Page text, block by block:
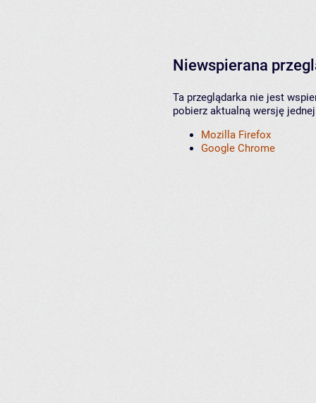
Niewspierana
Ta przeglądarka nie jest
pobierz aktualną wersję
Mozilla Firefox
Google Chrome